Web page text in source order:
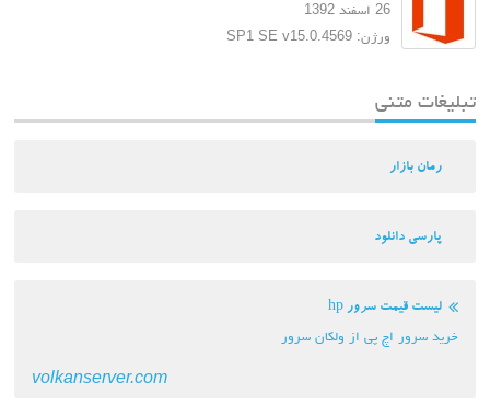
26 اسفند 1392
ورژن: SP1 SE v15.0.4569
تبلیغات متنی
رمان بازار
پارسی دانلود
لیست قیمت سرور hp
خرید سرور اچ پی از ولکان سرور
volkanserver.com